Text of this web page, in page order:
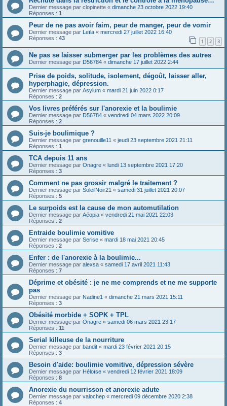
Dernier message par clopinette « dimanche 23 octobre 2022 19:40
Réponses : 1
Peur de ne pas avoir faim, peur de manger, peur de vomir
Dernier message par Leïla « mercredi 27 juillet 2022 16:40
Réponses : 43 1 2 3
Ne pas se laisser submerger par les problèmes des autres
Dernier message par D56784 « dimanche 17 juillet 2022 2:44
Prise de poids, solitude, isolement, dégoût, laisser aller,
hyperphagie, dépression.
Dernier message par Asylum « mardi 21 juin 2022 0:17
Réponses : 2
Vos livres préférés sur l'anorexie et la boulimie
Dernier message par D56784 « vendredi 04 mars 2022 20:09
Réponses : 2
Suis-je boulimique ?
Dernier message par grenouille11 « jeudi 23 septembre 2021 21:11
Réponses : 1
TCA depuis 11 ans
Dernier message par Onagre « lundi 13 septembre 2021 17:20
Réponses : 3
Comment ne pas grossir malgré le traitement ?
Dernier message par SoleilNoir21 « samedi 31 juillet 2021 20:07
Réponses : 5
Le surpoids est la cause de mon automutilation
Dernier message par Aéopia « vendredi 21 mai 2021 22:03
Réponses : 2
Entraide boulimie vomitive
Dernier message par Serise « mardi 18 mai 2021 20:45
Réponses : 2
Enfer : de l'anorexie à la boulimie...
Dernier message par alexsa « samedi 17 avril 2021 11:43
Réponses : 7
Déprime et obésité : je ne me comprends et ne me supporte
pas
Dernier message par Nadine1 « dimanche 21 mars 2021 15:11
Réponses : 3
Obésité morbide + SOPK + TPL
Dernier message par Onagre « samedi 06 mars 2021 23:17
Réponses : 11
Serial killeuse de la nourriture
Dernier message par bandit « mardi 23 février 2021 20:15
Réponses : 3
Besoin d'aide: boulimie vomitive, dépression sévère
Dernier message par Héloïse « vendredi 12 février 2021 18:09
Réponses : 8
Anorexie du nourrisson et anorexie adute
Dernier message par valochep « mercredi 09 décembre 2020 2:38
Réponses : 4